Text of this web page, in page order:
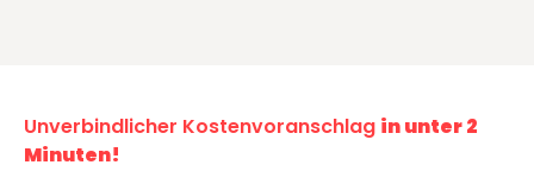
Unverbindlicher Kostenvoranschlag in unter 2
Minuten!